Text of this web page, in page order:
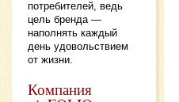
потребителей, ведь
цель бренда —
наполнять каждый
день удовольствием
от жизни.
Компания